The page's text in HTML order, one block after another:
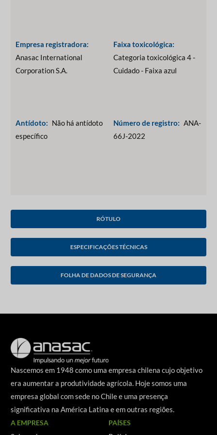
Empresa registradora:
Anasac International
Corporation S.A.
Antídoto: Não há antídoto
específico
Faixa toxicológica:
Categoria toxicológica 4 -
Cuidado - Faixa azul
Número de registro: ANA-
66J-2022
RÓTULO
ESPECIFICAÇÕES TÉCNICAS
FOLHA DE DADOS DE SEGURANÇA
Nascemos em 1948 como uma empresa chilena cujo objetivo
era aumentar a produtividade agrícola. Hoje somos uma
empresa global com sede no Chile e uma presença
significativa na América Latina e em outras regiões.
A EMPRESA PAÍSES